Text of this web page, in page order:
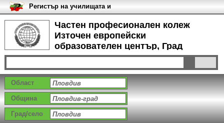
Частен професионален колеж
Източен европейски
образователен център, Град
Пловдив
Регистър на училищата и
университетите в България
Област
Община
Град/село